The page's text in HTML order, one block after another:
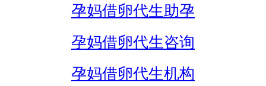
孕妈借卵代生助孕
孕妈借卵代生咨询
孕妈借卵代生机构